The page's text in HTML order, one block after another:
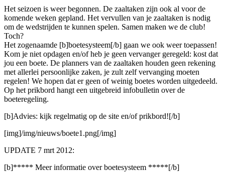
Het seizoen is weer begonnen. De zaaltaken zijn ook al voor de
komende weken gepland. Het vervullen van je zaaltaken is nodig
om de wedstrijden te kunnen spelen. Samen maken we de club!
Toch?
Het zogenaamde [b]boetesysteem[/b] gaan we ook weer toepassen!
Kom je niet opdagen en/of heb je geen vervanger geregeld: kost dat
jou een boete. De planners van de zaaltaken houden geen rekening
met allerlei persoonlijke zaken, je zult zelf vervanging moeten
regelen! We hopen dat er geen of weinig boetes worden uitgedeeld.
Op het prikbord hangt een uitgebreid infobulletin over de
boeteregeling.
[b]Advies: kijk regelmatig op de site en/of prikbord![/b]
[img]/img/nieuws/boete1.png[/img]
UPDATE 7 mrt 2012:
[b]***** Meer informatie over boetesysteem *****[/b]